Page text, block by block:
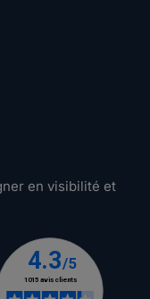
en visibilité et